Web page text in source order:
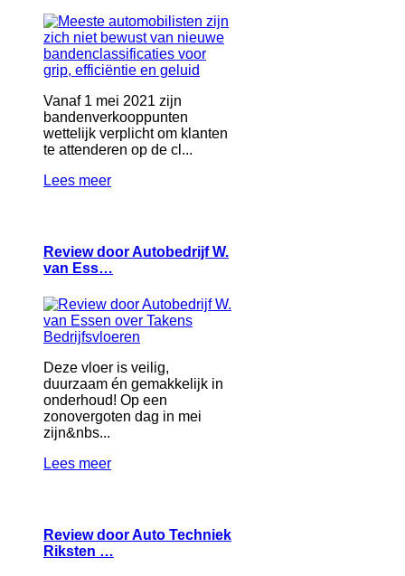
Vanaf 1 mei 2021 zijn
bandenverkooppunten
wettelijk verplicht om klanten
te attenderen op de cl...
Lees meer
Review door Autobedrijf W.
van Ess…
Deze vloer is veilig,
duurzaam én gemakkelijk in
onderhoud! Op een
zonovergoten dag in mei
zijn&nbs...
Lees meer
Review door Auto Techniek
Riksten …